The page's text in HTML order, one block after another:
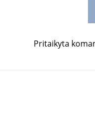
Pritaikyta